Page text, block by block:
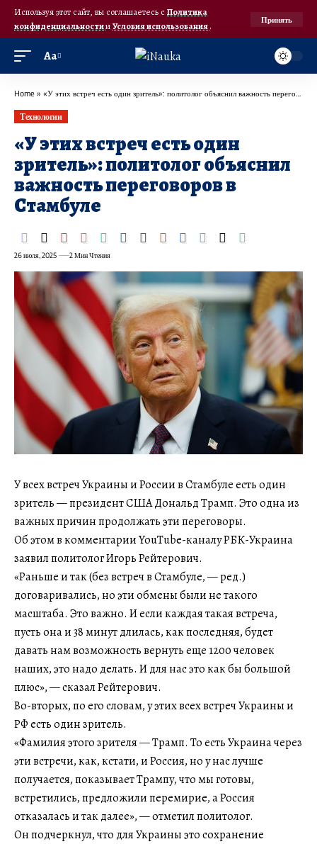
Используя этот сайт, вы соглашаетесь с Политика
конфиденциальностииУсловия использования.
Принять
Аа
Home » «У этих встреч есть один зритель»: политолог объяснил важность переговоров в Стамбуле
Технологии
«У этих встреч есть один
зритель»: политолог объяснил
важность переговоров в
Стамбуле
26 июля, 2025 2 Мин Чтения
У всех встреч Украины и России в Стамбуле есть один
зритель — президент США Дональд Трамп. Это одна из
важных причин продолжать эти переговоры.
Об этом в комментарии YouTube-каналу РБК-Украина
заявил политолог Игорь Рейтерович.
«Раньше и так (без встреч в Стамбуле, — ред.)
договаривались, но эти обмены были не такого
масштаба. Это важно. И если каждая такая встреча,
пусть она и 38 минут длилась, как последняя, будет
давать нам возможность вернуть еще 1200 человек
наших, это надо делать. И для нас это как бы большой
плюс», — сказал Рейтерович.
Во-вторых, по его словам, у этих всех встреч Украины и
РФ есть один зритель.
«Фамилия этого зрителя — Трамп. То есть Украина через
эти встречи, как, кстати, и Россия, но у нас лучше
получается, показывает Трампу, что мы готовы,
встретились, предложили перемирие, а Россия
отказалась и так далее», — отметил политолог.
Он подчеркнул, что для Украины это сохранение